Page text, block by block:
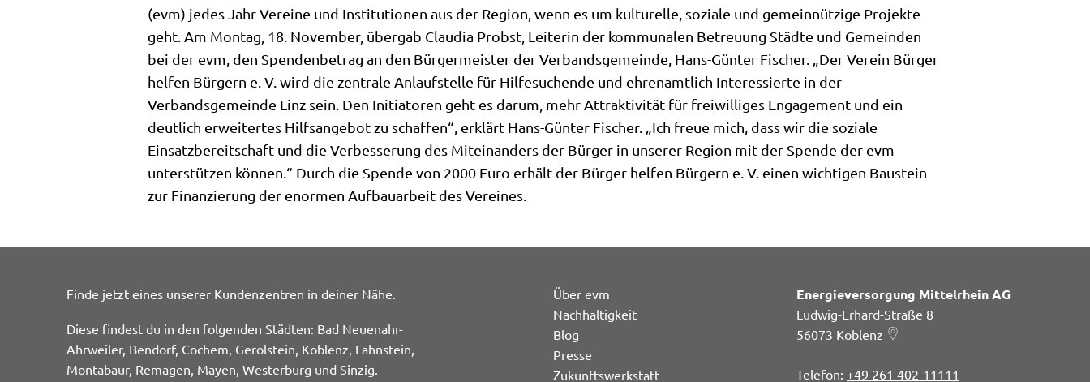
(evm) jedes Jahr Vereine und Institutionen aus der Region, wenn es um kulturelle, soziale und gemeinnützige Projekte
geht. Am Montag, 18. November, übergab Claudia Probst, Leiterin der kommunalen Betreuung Städte und Gemeinden
bei der evm, den Spendenbetrag an den Bürgermeister der Verbandsgemeinde, Hans-Günter Fischer. „Der Verein Bürger
helfen Bürgern e. V. wird die zentrale Anlaufstelle für Hilfesuchende und ehrenamtlich Interessierte in der
Verbandsgemeinde Linz sein. Den Initiatoren geht es darum, mehr Attraktivität für freiwilliges Engagement und ein
deutlich erweitertes Hilfsangebot zu schaffen“, erklärt Hans-Günter Fischer. „Ich freue mich, dass wir die soziale
Einsatzbereitschaft und die Verbesserung des Miteinanders der Bürger in unserer Region mit der Spende der evm
unterstützen können.“ Durch die Spende von 2000 Euro erhält der Bürger helfen Bürgern e. V. einen wichtigen Baustein
zur Finanzierung der enormen Aufbauarbeit des Vereines.
Finde jetzt eines unserer Kundenzentren in deiner Nähe.
Diese findest du in den folgenden Städten: Bad Neuenahr-
Ahrweiler, Bendorf, Cochem, Gerolstein, Koblenz, Lahnstein,
Montabaur, Remagen, Mayen, Westerburg und Sinzig.
Über evm
Nachhaltigkeit
Blog
Presse
Zukunftswerkstatt
Energieversorgung Mittelrhein AG
Ludwig-Erhard-Straße 8
56073 Koblenz
+49 261 402-11111